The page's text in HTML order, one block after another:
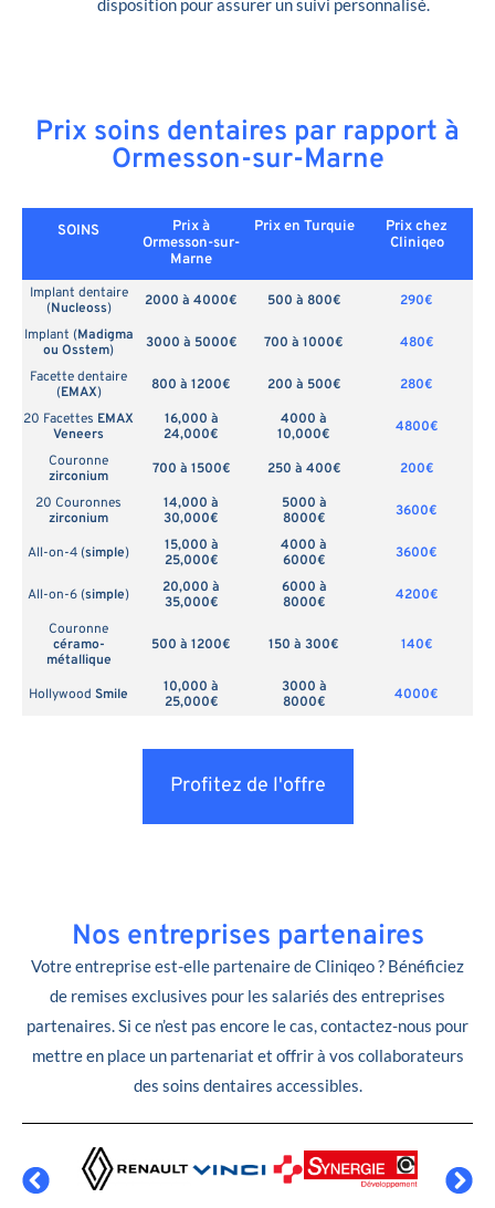
disposition pour assurer un suivi personnalisé.
Prix soins dentaires par rapport à
Ormesson-sur-Marne
SOINS
Prix à
Ormesson-sur-
Marne
Prix en Turquie
Prix chez
Cliniqeo
Implant dentaire
(Nucleoss) 2000 à 4000€ 500 à 800€
290€
Implant (Madigma
ou Osstem) 3000 à 5000€ 700 à 1000€
480€
Facette dentaire
(EMAX) 800 à 1200€ 200 à 500€
280€
20 Facettes EMAX
Veneers
16,000 à
24,000€
4000 à
10,000€
4800€
Couronne
zirconium
700 à 1500€ 250 à 400€
200€
20 Couronnes
zirconium
14,000 à
30,000€
5000 à
8000€
3600€
All-on-4 (simple)
15,000 à
25,000€
4000 à
6000€
3600€
All-on-6 (simple)
20,000 à
35,000€
6000 à
8000€
4200€
Couronne
céramo-
métallique
500 à 1200€ 150 à 300€ 140€
Hollywood Smile
10,000 à
25,000€
3000 à
8000€
4000€
Profitez de l'offre
Nos entreprises partenaires
Votre entreprise est-elle partenaire de Cliniqeo ? Bénéficiez
de remises exclusives pour les salariés des entreprises
partenaires. Si ce n’est pas encore le cas, contactez-nous pour
mettre en place un partenariat et offrir à vos collaborateurs
des soins dentaires accessibles.